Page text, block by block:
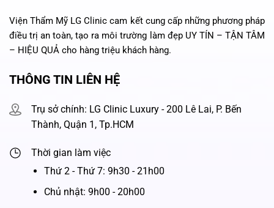
Viện Thẩm Mỹ LG Clinic cam kết cung cấp những phương pháp
điều trị an toàn, tạo ra môi trường làm đẹp UY TÍN – TẬN TÂM
– HIỆU QUẢ cho hàng triệu khách hàng.
THÔNG TIN LIÊN HỆ
Trụ sở chính: LG Clinic Luxury - 200 Lê Lai, P. Bến
Thành, Quận 1, Tp.HCM
Thời gian làm việc
Thứ 2 - Thứ 7: 9h30 - 21h00
Chủ nhật: 9h00 - 20h00